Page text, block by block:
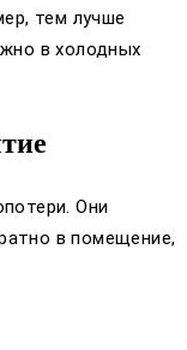
тем лучше
в холодных
Они
в помещение,